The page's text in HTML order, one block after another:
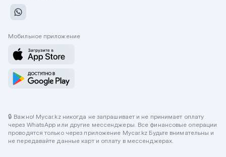
Мобильное приложение
🔒 Важно! Mycar.kz никогда не запрашивает и не принимает оплату
через WhatsApp или другие мессенджеры. Все финансовые операции
проводятся только через приложение Mycar.kz Будьте внимательны и
не передавайте данные карт и оплату в мессенджерах.